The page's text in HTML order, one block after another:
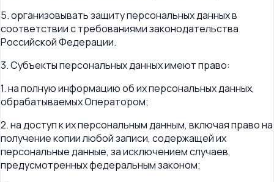
5. организовывать защиту персональных данных в
соответствии с требованиями законодательства
Российской Федерации.
3. Субъекты персональных данных имеют право:
1. на полную информацию об их персональных данных,
обрабатываемых Оператором;
2. на доступ к их персональным данным, включая право на
получение копии любой записи, содержащей их
персональные данные, за исключением случаев,
предусмотренных федеральным законом;